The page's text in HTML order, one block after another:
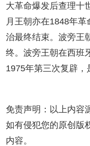
大革命爆发后查理十
月王朝亦在1848年
治最终结束。波旁王
终。波旁王朝在西班
1975年第三次复辟，
免责声明：以上内容
如有侵犯您的原创版
内容。